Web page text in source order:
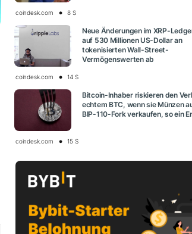
coindesk.com 8 S
Neue Änderungen im XRP-
auf 530 Millionen US-Dollar an
tokenisierten Wall-Street-
Vermögenswerten ab
coindesk.com 14 S
Bitcoin-Inhaber riskieren den
echtem BTC, wenn sie Münzen
BIP-110-Fork verkaufen, so ein
coindesk.com 15 S